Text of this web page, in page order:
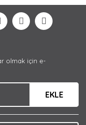
olmak için e-
EKLE